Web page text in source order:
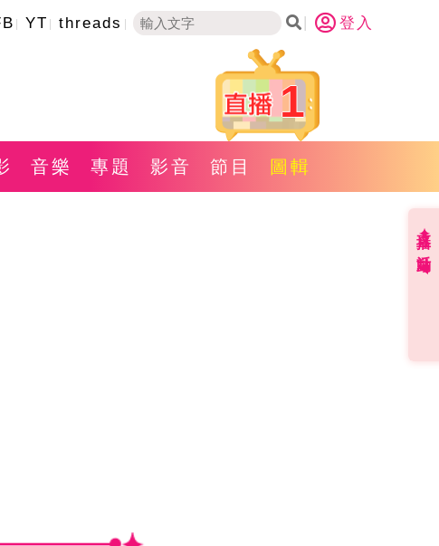
YT threads 登入
1
音樂 專題 影音 節目 圖輯
直播✦活動